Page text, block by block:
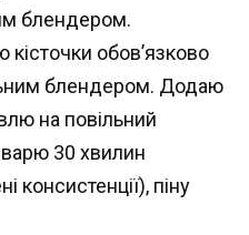
блендером.
обов’язково
блендером. Додаю
на повільний
варю 30 хвилин
консистенції), піну